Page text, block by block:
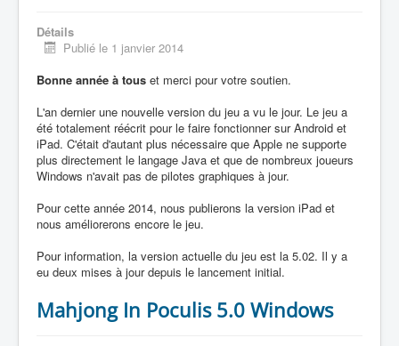
Détails
Publié le 1 janvier 2014
Bonne année à tous et merci pour votre soutien.
L'an dernier une nouvelle version du jeu a vu le jour. Le jeu a
été totalement réécrit pour le faire fonctionner sur Android et
iPad. C'était d'autant plus nécessaire que Apple ne supporte
plus directement le langage Java et que de nombreux joueurs
Windows n'avait pas de pilotes graphiques à jour.
Pour cette année 2014, nous publierons la version iPad et
nous améliorerons encore le jeu.
Pour information, la version actuelle du jeu est la 5.02. Il y a
eu deux mises à jour depuis le lancement initial.
Mahjong In Poculis 5.0 Windows